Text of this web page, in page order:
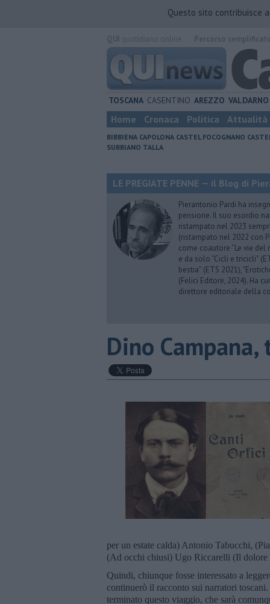
Questo sito contribuisce
TOSCANA CASENTINO AREZZO VALDARNO
Home Cronaca Politica Attualità
BIBBIENA CAPOLONA CASTEL FOCOGNANO
SUBBIANO TALLA
LE PREGIATE PENNE — il Blog di
Pierantonio Pardi ha
pensione. Il suo esordio
ristampato nel 2023
(ristampato nel 2022 con
come coautore “Le vie del
e da solo “Cicli e tricicli”
bestia” (ETS 2021),
(Felici Editore, 2024). Ha
direttore editoriale della
​Dino
per un estate calda) Antonio Tabucchi,
(Ad occhi chiusi) Ugo Riccarelli (Il dolore
Quindi, chiunque fosse interessato a
continuerò il racconto sui narratori
terminato questo viaggio, che sarà